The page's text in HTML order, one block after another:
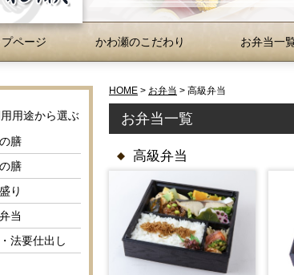
プページ かわ瀬のこだわり お弁当一
用途から選ぶ
膳
膳
り
当
法要仕出し
HOME > お弁当 > 高級弁当
お弁当一覧
高級弁当